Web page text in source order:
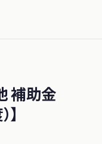
補助金
】